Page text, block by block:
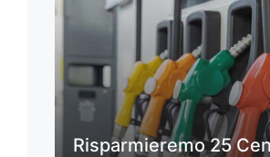
Risparmieremo 25